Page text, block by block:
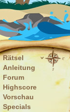
Rätsel
Anleitung
Forum
Highscore
Vorschau
Specials